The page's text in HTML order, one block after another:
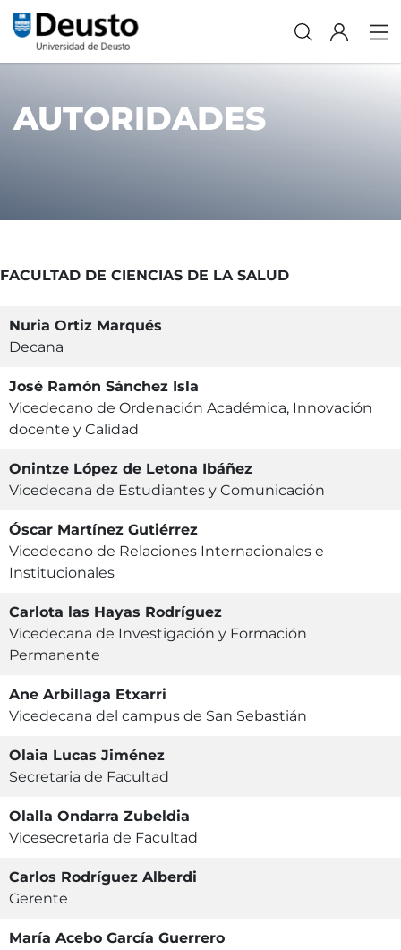
AUTORIDADES
FACULTAD DE CIENCIAS DE LA SALUD
Nuria Ortiz Marqués
Decana
José Ramón Sánchez Isla
Vicedecano de Ordenación Académica, Innovación
docente y Calidad
Onintze López de Letona Ibáñez
Vicedecana de Estudiantes y Comunicación
Óscar Martínez Gutiérrez
Vicedecano de Relaciones Internacionales e
Institucionales
Carlota las Hayas Rodríguez
Vicedecana de Investigación y Formación
Permanente
Ane Arbillaga Etxarri
Vicedecana del campus de San Sebastián
Olaia Lucas Jiménez
Secretaria de Facultad
Olalla Ondarra Zubeldia
Vicesecretaria de Facultad
Carlos Rodríguez Alberdi
Gerente
María Acebo García Guerrero